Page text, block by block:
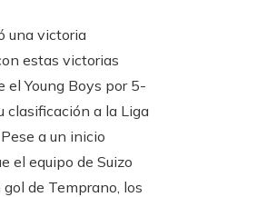
una victoria
estas victorias
el Young Boys por 5-
clasificación a la Liga
a un inicio
el equipo de Suizo
de Temprano, los